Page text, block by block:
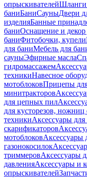
опрыскивателейШланги
баниБаниСауныДвери
изделияБанные
баниОснащение и декор
баниФитобочки, купели
для баниМебель для
сауныЭфирные масла
гидромассажем
техникиНавесное
мотоблоковПрицепы
минитракторов
для цепных пил
для кусторезов, ножниц
техникиАксессуары для
скарификаторов
мотоблоковАксессуары
газонокосилок
триммеровАксессуары
давленияАксессуары и
опрыскивателей